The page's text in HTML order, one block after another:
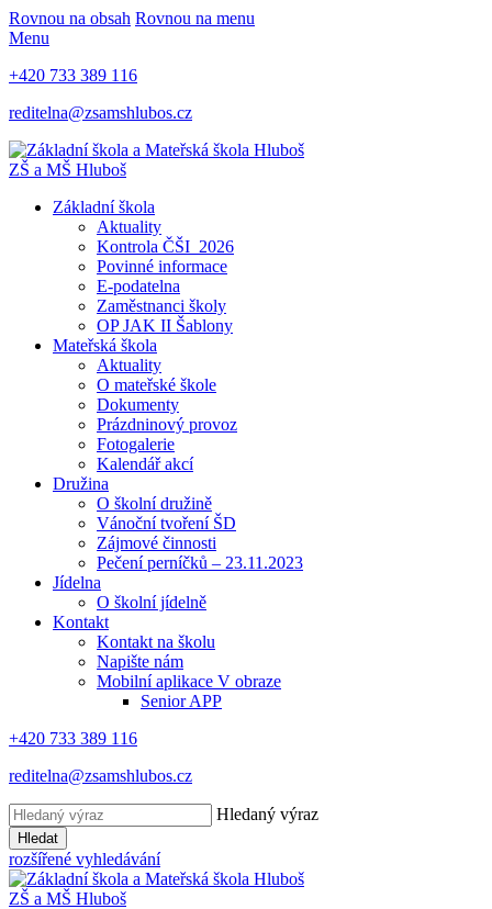
Rovnou na obsah Rovnou na menu
Menu
+420 733 389 116
reditelna@zsamshlubos.cz
ZŠ a MŠ Hluboš
Základní škola
Aktuality
Kontrola ČŠI_2026
Povinné informace
E-podatelna
Zaměstnanci školy
OP JAK II Šablony
Mateřská škola
Aktuality
O mateřské škole
Dokumenty
Prázdninový provoz
Fotogalerie
Kalendář akcí
Družina
O školní družině
Vánoční tvoření ŠD
Zájmové činnosti
Pečení perníčků – 23.11.2023
Jídelna
O školní jídelně
Kontakt
Kontakt na školu
Napište nám
Mobilní aplikace V obraze
Senior APP
+420 733 389 116
reditelna@zsamshlubos.cz
Hledaný výraz
Hledat
rozšířené vyhledávání
ZŠ a MŠ Hluboš